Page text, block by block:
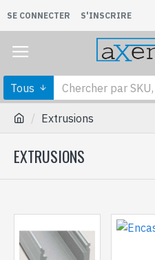
SE CONNECTER S'INSCRIRE
Tous
Extrusions
EXTRUSIONS